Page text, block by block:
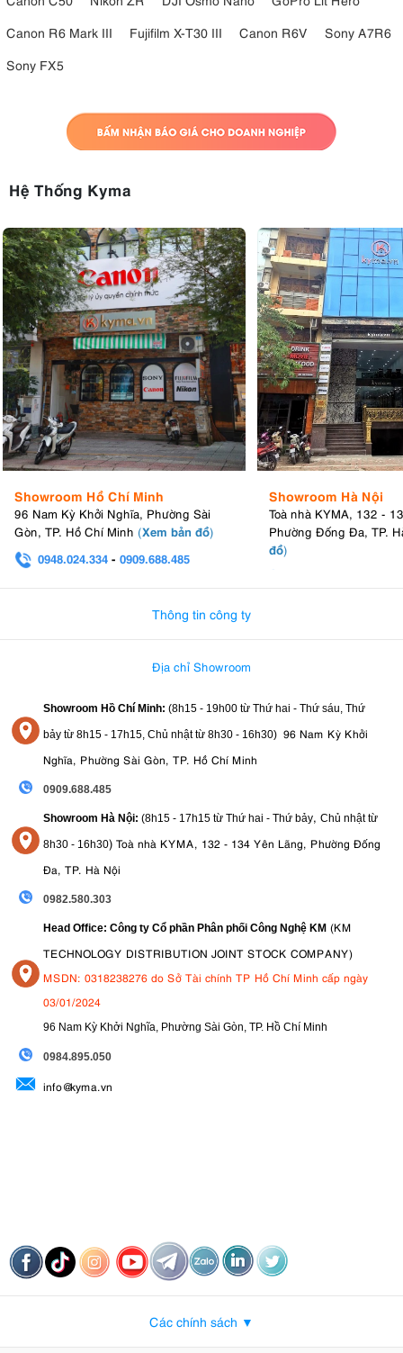
Canon R6 Mark III
Fujifilm X-T30 III Canon R6V
Sony A7R6
Sony FX5
Hệ Thống Kyma
Showroom Hồ Chí Minh
96 Nam Kỳ Khởi Nghĩa, Phường Sài
Gòn, TP. Hồ Chí Minh (Xem bản đồ)
0948.024.334 - 0909.688.485
Showroom Hà Nội
Toà nhà KYMA, 132 -
Phường Đống Đa, TP.
đồ)
Thông tin công ty
Địa chỉ Showroom
Showroom Hồ Chí Minh: (8h15 - 19h00 từ Thứ hai - Thứ sáu, Thứ
bảy từ 8h15 - 17h15, Chủ nhật từ 8h30 - 16h30) 96 Nam Kỳ Khởi
Nghĩa, Phường Sài Gòn, TP. Hồ Chí Minh
0909.688.485
Showroom Hà Nội: (8h15 - 17h15 từ Thứ hai - Thứ bảy, Chủ nhật từ
8h30 - 16h30) Toà nhà KYMA, 132 - 134 Yên Lãng, Phường Đống
Đa, TP. Hà Nội
0982.580.303
Head Office: Công ty Cổ phần Phân phối Công Nghệ KM (KM
TECHNOLOGY DISTRIBUTION JOINT STOCK COMPANY)
MSDN: 0318238276 do Sở Tài chính TP Hồ Chí Minh cấp ngày
03/01/2024
96 Nam Kỳ Khởi Nghĩa, Phường Sài Gòn, TP. Hồ Chí Minh
0984.895.050
info@kyma.vn
Các chính sách ▼